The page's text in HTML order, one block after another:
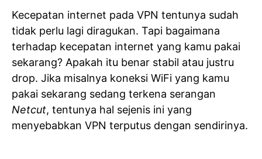
Kecepatan internet pada VPN tentunya sudah
tidak perlu lagi diragukan. Tapi bagaimana
terhadap kecepatan internet yang kamu pakai
sekarang? Apakah itu benar stabil atau justru
drop. Jika misalnya koneksi WiFi yang kamu
pakai sekarang sedang terkena serangan
Netcut, tentunya hal sejenis ini yang
menyebabkan VPN terputus dengan sendirinya.